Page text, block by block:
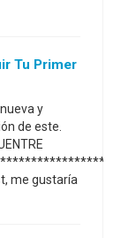
Tu Primer
y
de este.
me gustaría